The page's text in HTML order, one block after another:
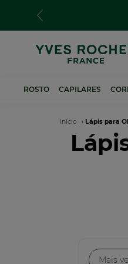
conteúdo
ROSTO CAPILARES
Início Lápis para
Mais